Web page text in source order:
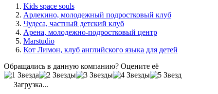
Kids space souls
Арлекино, молодежный подростковый клуб
Чудеса, частный детский клуб
Арена, молодежно-подростковый центр
Marstudio
Кот Лимон, клуб английского языка для детей
Обращались в данную компанию? Оцените её
Загрузка...